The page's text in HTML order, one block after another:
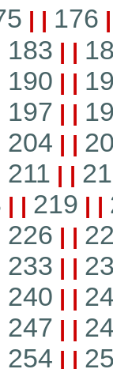
| | 176
183 | |
190 | |
197 | |
204 | |
211 | |
| | 219 | |
226 | |
233 | |
240 | |
247 | |
254 | |